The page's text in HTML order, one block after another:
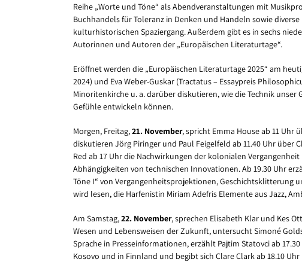
Reihe „Worte und Töne“ als Abendveranstaltungen mit
Buchhandels für Toleranz in Denken und Handeln sowie
kulturhistorischen Spaziergang. Außerdem gibt es in sechs
Autorinnen und Autoren der „Europäischen Literaturtage“.
Eröffnet werden die „Europäischen Literaturtage 2025“ am
2024) und Eva Weber-Guskar (Tractatus – Essaypreis
Minoritenkirche u. a. darüber diskutieren, wie die Technik
Gefühle entwickeln können.
Morgen, Freitag,21. November, spricht Emma House ab 11 Uhr
diskutieren Jörg Piringer und Paul Feigelfeld ab 11.40 Uhr über
Red ab 17 Uhr die Nachwirkungen der kolonialen
Abhängigkeiten von technischen Innovationen. Ab 19.30 Uhr
Töne I“ von Vergangenheitsprojektionen, Geschichtsklitterung
wird lesen, die Harfenistin Miriam Adefris Elemente aus Jazz,
Am Samstag,22. November, sprechen Elisabeth Klar und Kes
Wesen und Lebensweisen der Zukunft, untersucht Simoné
Sprache in Presseinformationen, erzählt Pajtim Statovci ab
Kosovo und in Finnland und begibt sich Clare Clark ab 18.10